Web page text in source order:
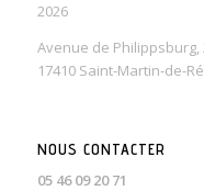
2026
Avenue de Philippsburg,
17410 Saint-Martin-de-Ré
NOUS CONTACTER
05 46 09 20 71